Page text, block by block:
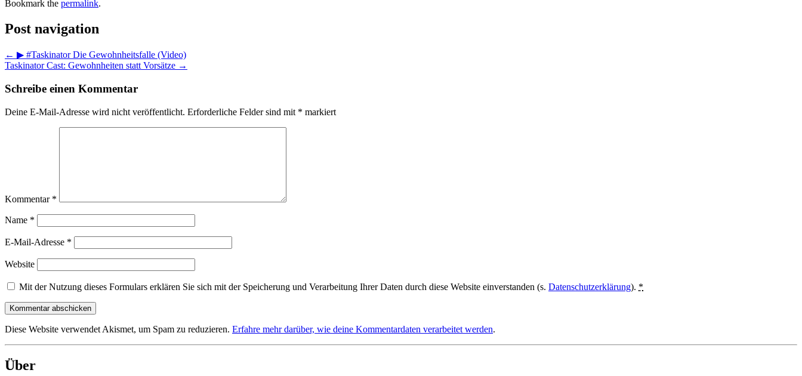
Bookmark the permalink.
Post navigation
← ▶ #Taskinator Die Gewohnheitsfalle (Video)
Taskinator Cast: Gewohnheiten statt Vorsätze →
Schreibe einen Kommentar
Deine E-Mail-Adresse wird nicht veröffentlicht. Erforderliche Felder sind mit * markiert
Kommentar *
Name *
E-Mail-Adresse *
Website
Mit der Nutzung dieses Formulars erklären Sie sich mit der Speicherung und Verarbeitung Ihrer Daten durch diese Website einverstanden (s. Datenschutzerklärung). *
Diese Website verwendet Akismet, um Spam zu reduzieren. Erfahre mehr darüber, wie deine Kommentardaten verarbeitet werden.
Über